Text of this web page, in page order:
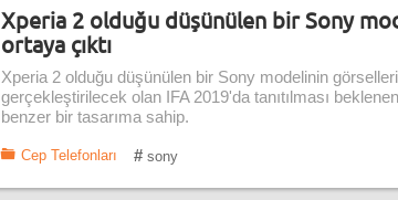
Xperia 2 olduğu düşünülen bir Sony
ortaya çıktı
Xperia 2 olduğu düşünülen bir Sony modelinin
gerçekleştirilecek olan IFA 2019'da tanıtılması
benzer bir tasarıma sahip.
Cep Telefonları # sony